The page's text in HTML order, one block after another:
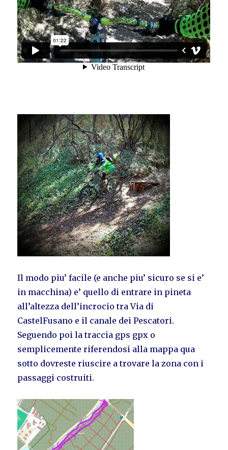
Il modo piu’ facile (e anche piu’ sicuro se si e’
in macchina) e’ quello di entrare in pineta
all’altezza dell’incrocio tra Via di
CastelFusano e il canale dei Pescatori.
Seguendo poi la traccia gps gpx o
semplicemente riferendosi alla mappa qua
sotto dovreste riuscire a trovare la zona con i
passaggi costruiti.